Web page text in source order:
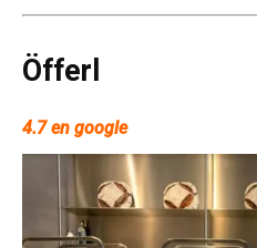
Öfferl
4.7 en google